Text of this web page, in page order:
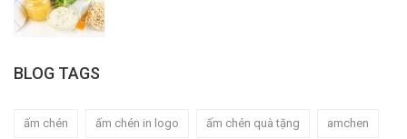
BLOG TAGS
ấm chén ấm chén in logo ấm chén quà tặng amchen